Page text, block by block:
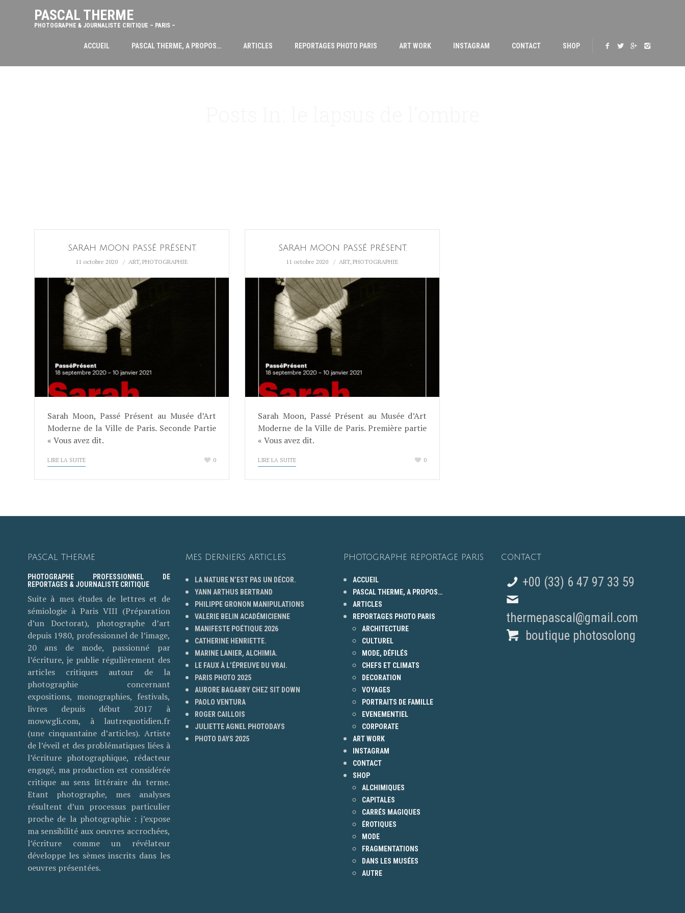
PASCAL THERME
PHOTOGRAPHE & JOURNALISTE CRITIQUE – PARIS –
ACCUEIL PASCAL THERME, A PROPOS… ARTICLES REPORTAGES PHOTO PARIS ART WORK INSTAGRAM CONTACT SHOP
SARAH MOON PASSÉ PRÉSENT.
11 octobre 2020 ART,PHOTOGRAPHIE
Sarah Moon, Passé Présent au Musée d’Art
Moderne de la Ville de Paris. Seconde Partie
« Vous avez dit.
LIRE LA SUITE 0
SARAH MOON PASSÉ PRÉSENT.
11 octobre 2020 ART,PHOTOGRAPHIE
Sarah Moon, Passé Présent au Musée d’Art
Moderne de la Ville de Paris. Première partie
« Vous avez dit.
LIRE LA SUITE 0
PASCAL THERME
PHOTOGRAPHE PROFESSIONNEL DE
REPORTAGES & JOURNALISTE CRITIQUE
Suite à mes études de lettres et de
sémiologie à Paris VIII (Préparation
d’un Doctorat), photographe d’art
depuis 1980, professionnel de l’image,
20 ans de mode, passionné par
l’écriture, je publie régulièrement des
articles critiques autour de la
photographie concernant
expositions, monographies, festivals,
livres depuis début 2017 à
mowwgli.com, à lautrequotidien.fr
(une cinquantaine d’articles). Artiste
de l’éveil et des problématiques liées à
l’écriture photographique, rédacteur
engagé, ma production est considérée
critique au sens littéraire du terme.
Etant photographe, mes analyses
résultent d’un processus particulier
proche de la photographie : j’expose
ma sensibilité aux oeuvres accrochées,
l’écriture comme un révélateur
développe les sèmes inscrits dans les
oeuvres présentées.
MES DERNIERS ARTICLES
LA NATURE N’EST PAS UN DÉCOR.
YANN ARTHUS BERTRAND
PHILIPPE GRONON MANIPULATIONS
VALERIE BELIN ACADÉMICIENNE
MANIFESTE POÉTIQUE 2026
CATHERINE HENRIETTE.
MARINE LANIER, ALCHIMIA.
LE FAUX À L’ÉPREUVE DU VRAI.
PARIS PHOTO 2025
AURORE BAGARRY CHEZ SIT DOWN
PAOLO VENTURA
ROGER CAILLOIS
JULIETTE AGNEL PHOTODAYS
PHOTO DAYS 2025
PHOTOGRAPHE REPORTAGE PARIS
ACCUEIL
PASCAL THERME, A PROPOS…
ARTICLES
REPORTAGES PHOTO PARIS
ARCHITECTURE
CULTUREL
MODE, DÉFILÉS
CHEFS ET CLIMATS
DECORATION
VOYAGES
PORTRAITS DE FAMILLE
EVENEMENTIEL
CORPORATE
ART WORK
INSTAGRAM
CONTACT
SHOP
ALCHIMIQUES
CAPITALES
CARRÉS MAGIQUES
ÉROTIQUES
MODE
FRAGMENTATIONS
DANS LES MUSÉES
AUTRE
CONTACT
+00 (33) 6 47 97 33 59
thermepascal@gmail.com
boutique photosolong